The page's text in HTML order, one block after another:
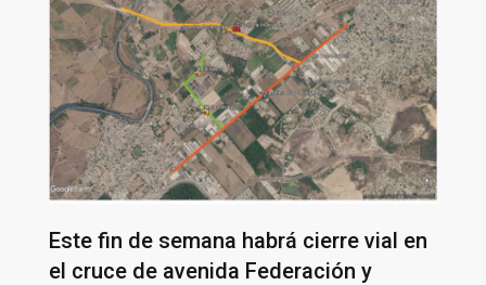
Este fin de semana habrá cierre vial en
el cruce de avenida Federación y